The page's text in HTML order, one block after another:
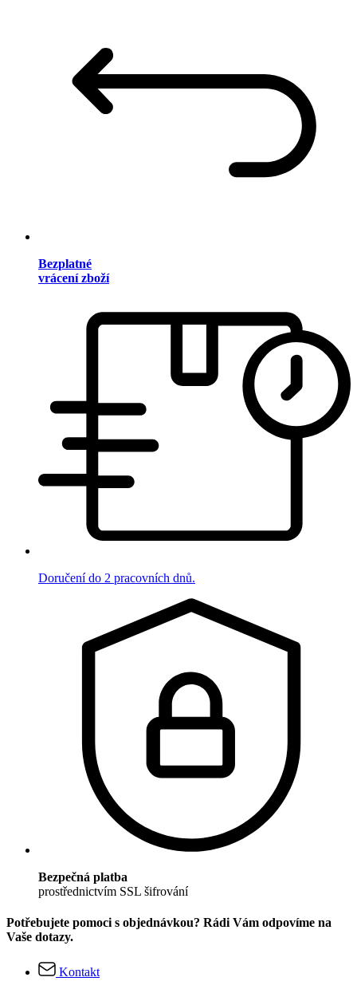
Bezplatné
vrácení zboží
Doručení do 2 pracovních dnů.
Bezpečná platba
prostřednictvím SSL šifrování
Potřebujete pomoci s objednávkou? Rádi Vám odpovíme na
Vaše dotazy.
Kontakt